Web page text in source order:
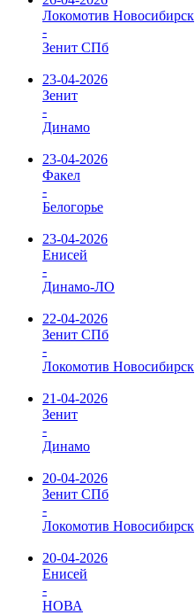
Локомотив Новосибирск
-
Зенит СПб
23-04-2026
Зенит
-
Динамо
23-04-2026
Факел
-
Белогорье
23-04-2026
Енисей
-
Динамо-ЛО
22-04-2026
Зенит СПб
-
Локомотив Новосибирск
21-04-2026
Зенит
-
Динамо
20-04-2026
Зенит СПб
-
Локомотив Новосибирск
20-04-2026
Енисей
-
НОВА